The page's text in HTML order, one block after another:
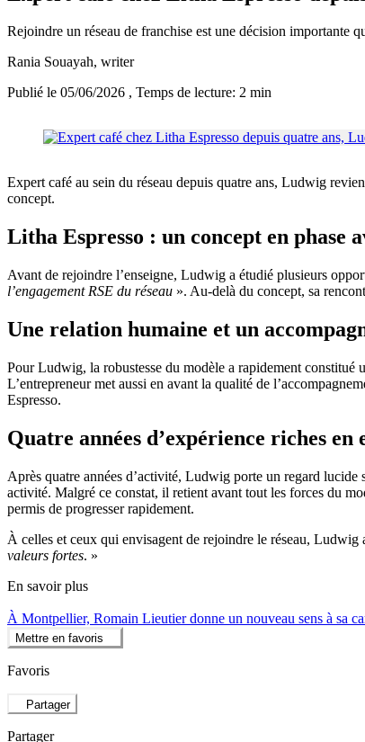
Rejoindre un réseau de franchise est une décision importante
Rania Souayah, writer
Publié le 05/06/2026 , Temps de lecture: 2 min
Expert café au sein du réseau depuis quatre ans, Ludwig
concept.
Litha Espresso : un concept en phase
Avant de rejoindre l’enseigne, Ludwig a étudié plusieurs
l’engagement RSE du réseau ». Au-delà du concept, sa
Une relation humaine et un
Pour Ludwig, la robustesse du modèle a rapidement constitué
L’entrepreneur met aussi en avant la qualité de
Espresso.
Quatre années d’expérience riches en
Après quatre années d’activité, Ludwig porte un regard lucide
activité. Malgré ce constat, il retient avant tout les forces du
permis de progresser rapidement.
À celles et ceux qui envisagent de rejoindre le réseau, Ludwig
valeurs fortes. »
En savoir plus
À Montpellier, Romain Lieutier donne un nouveau sens à sa
Mettre en favoris
Favoris
Partager
Partager